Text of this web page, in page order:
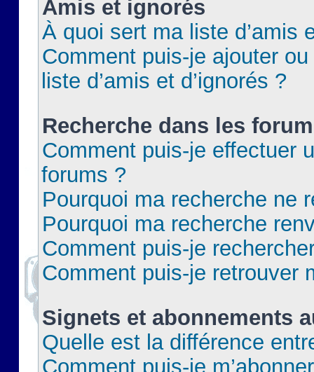
Amis et ignorés
À quoi sert ma liste d’amis
Comment puis-je ajouter
liste d’amis et d’ignorés ?
Recherche dans les
Comment puis-je effectuer
forums ?
Pourquoi ma recherche ne
Pourquoi ma recherche
Comment puis-je
Comment puis-je retrouver
Signets et abonnements
Quelle est la différence
Comment puis-je